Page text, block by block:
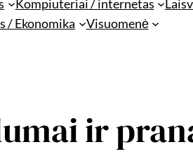
Kompiuteriai / internetas
/ Ekonomika
Visuomenė
ir